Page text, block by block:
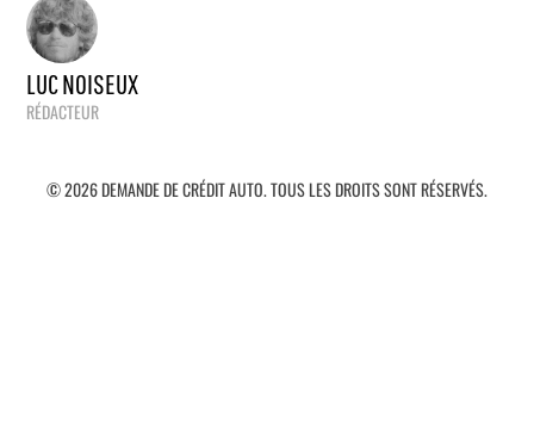
LUC NOISEUX
RÉDACTEUR
© 2026 DEMANDE DE CRÉDIT AUTO. TOUS LES DROITS SONT RÉSERVÉS.